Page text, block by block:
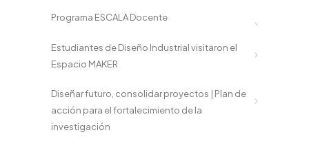
Programa ESCALA Docente
Estudiantes de Diseño Industrial visitaron el
Espacio MAKER
Diseñar futuro, consolidar proyectos | Plan de
acción para el fortalecimiento de la
investigación